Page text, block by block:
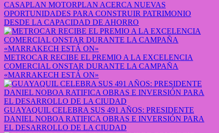
CASAPLAN MOTORPLAN ACERCA NUEVAS
OPORTUNIDADES PARA CONSTRUIR PATRIMONIO
DESDE LA CAPACIDAD DE AHORRO
METROCAR RECIBE EL PREMIO A LA EXCELENCIA
COMERCIAL ONSTAR DURANTE LA CAMPAÑA
«MARRAKECH ESTÁ ON»
GUAYAQUIL CELEBRA SUS 491 AÑOS: PRESIDENTE
DANIEL NOBOA RATIFICA OBRAS E INVERSIÓN PARA
EL DESARROLLO DE LA CIUDAD